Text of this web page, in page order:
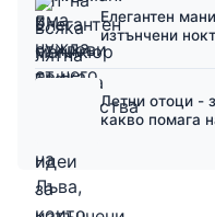
Елегантен
изтънчени
Летни отоци -
какво помага